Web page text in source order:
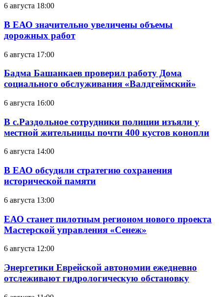
6 августа 18:00
В ЕАО значительно увеличены объемы
дорожных работ
6 августа 17:00
Бадма Башанкаев проверил работу Дома
социального обслуживания «Валдгеймский»
6 августа 16:00
В с.Раздольное сотрудники полиции изъяли у
местной жительницы почти 400 кустов конопли
6 августа 14:00
В ЕАО обсудили стратегию сохранения
исторической памяти
6 августа 13:00
ЕАО станет пилотным регионом нового проекта
Мастерской управления «Сенеж»
6 августа 12:00
Энергетики Еврейской автономии ежедневно
отслеживают гидрологическую обстановку